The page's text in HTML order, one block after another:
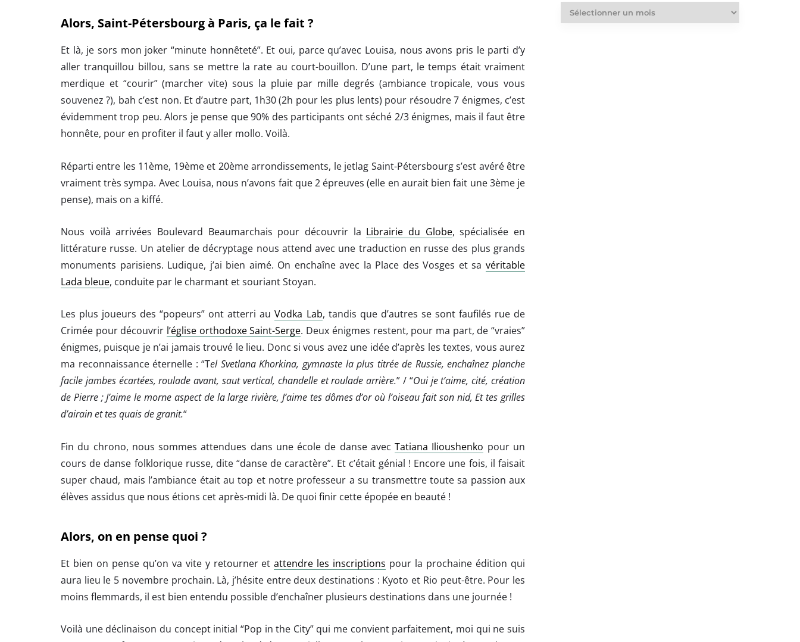
Alors, Saint-Pétersbourg à Paris, ça le fait ?
Et là, je sors mon joker “minute honnêteté”. Et oui, parce qu’avec Louisa, nous avons pris le parti d’y
aller tranquillou billou, sans se mettre la rate au court-bouillon. D’une part, le temps était vraiment
merdique et “courir” (marcher vite) sous la pluie par mille degrés (ambiance tropicale, vous vous
souvenez ?), bah c’est non. Et d’autre part, 1h30 (2h pour les plus lents) pour résoudre 7 énigmes, c’est
évidemment trop peu. Alors je pense que 90% des participants ont séché 2/3 énigmes, mais il faut être
honnête, pour en profiter il faut y aller mollo. Voilà.
Réparti entre les 11ème, 19ème et 20ème arrondissements, le jetlag Saint-Pétersbourg s’est avéré être
vraiment très sympa. Avec Louisa, nous n’avons fait que 2 épreuves (elle en aurait bien fait une 3ème je
pense), mais on a kiffé.
Nous voilà arrivées Boulevard Beaumarchais pour découvrir la Librairie du Globe, spécialisée en
littérature russe. Un atelier de décryptage nous attend avec une traduction en russe des plus grands
monuments parisiens. Ludique, j’ai bien aimé. On enchaîne avec la Place des Vosges et sa véritable
Lada bleue, conduite par le charmant et souriant Stoyan.
Les plus joueurs des “popeurs” ont atterri auVodka Lab, tandis que d’autres se sont faufilés rue de
Crimée pour découvrir l’église orthodoxe Saint-Serge. Deux énigmes restent, pour ma part, de “vraies”
énigmes, puisque je n’ai jamais trouvé le lieu. Donc si vous avez une idée d’après les textes, vous aurez
ma reconnaissance éternelle : “Tel Svetlana Khorkina, gymnaste la plus titrée de Russie, enchaînez planche
facile jambes écartées, roulade avant, saut vertical, chandelle et roulade arrière.” / “Oui je t’aime, cité, création
de Pierre ; J’aime le morne aspect de la large rivière, J’aime tes dômes d’or où l’oiseau fait son nid, Et tes grilles
d’airain et tes quais de granit.“
Fin du chrono, nous sommes attendues dans une école de danse avecTatiana Ilioushenko pour un
cours de danse folklorique russe, dite “danse de caractère”. Et c’était génial ! Encore une fois, il faisait
super chaud, mais l’ambiance était au top et notre professeur a su transmettre toute sa passion aux
élèves assidus que nous étions cet après-midi là. De quoi finir cette épopée en beauté !
Alors, on en pense quoi ?
Et bien on pense qu’on va vite y retourner etattendre les inscriptions pour la prochaine édition qui
aura lieu le 5 novembre prochain. Là, j’hésite entre deux destinations : Kyoto et Rio peut-être. Pour les
moins flemmards, il est bien entendu possible d’enchaîner plusieurs destinations dans une journée !
Voilà une déclinaison du concept initial “Pop in the City” qui me convient parfaitement, moi qui ne suis
Dans
les